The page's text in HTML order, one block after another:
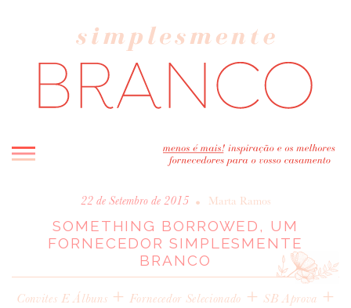
INICIO
BLOG
MELHOR INSPIRAÇÃO
REAL WEDDINGS & EDITORIAIS
22 de Setembro de 2015 • Marta Ramos
SOMETHING BORROWED, UM
FORNECEDOR SIMPLESMENTE
BRANCO
Convites E Álbuns +Fornecedor Selecionado + SB Aprova +